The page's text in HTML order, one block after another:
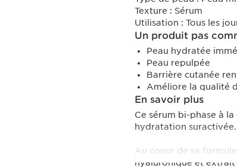
Texture : Sérum
Utilisation : Tous les
Un produit pas
Peau hydratée
Peau repulpée
Barrière cutanée
Améliore la qualité
En savoir plus
Ce sérum bi-phase à
hydratation suractivée.
Au coeur de sa
hyaluronique et